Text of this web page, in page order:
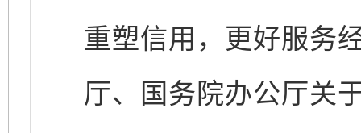
重塑信用，更好服务
厅、国务院办公厅关